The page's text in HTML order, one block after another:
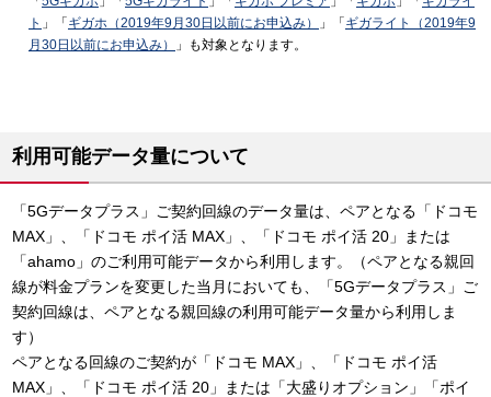
ト 」「ギガホ（2019年9月30日以前にお申込み） 」「ギガライト（2019年9
月30日以前にお申込み）
」も対象となります。
利用可能データ量について
「5Gデータプラス」ご契約回線のデータ量は、ペアとなる「ドコモ
MAX」、「ドコモ ポイ活 MAX」、「ドコモ ポイ活 20」または
「ahamo」のご利用可能データから利用します。（ペアとなる親回
線が料金プランを変更した当月においても、「5Gデータプラス」ご
契約回線は、ペアとなる親回線の利用可能データ量から利用しま
す）
ペアとなる回線のご契約が「ドコモ MAX」、「ドコモ ポイ活
MAX」、「ドコモ ポイ活 20」または「大盛りオプション」「ポイ